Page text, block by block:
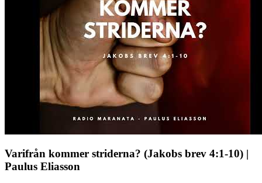
Varifrån kommer striderna? (Jakobs brev 4:1-10) |
Paulus Eliasson